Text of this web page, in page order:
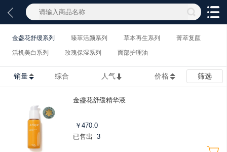
金盏花舒缓系列 臻萃活颜系列 草本再生系列 菁萃复颜
活机美白系列 玫瑰保湿系列 面部护理油
销量 综合 人气 价格 筛选
金盏花舒缓精华液
￥ 470.0
已售出
3